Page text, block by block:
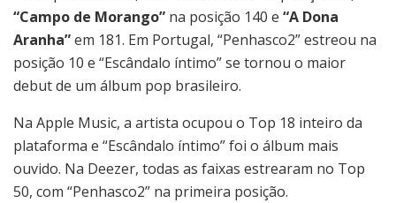
“Campo de Morango” na posição 140 e “A Dona
Aranha”em 181. Em Portugal, “Penhasco2” estreou na
posição 10 e “Escândalo íntimo” se tornou o maior
debut de um álbum pop brasileiro.
Na Apple Music, a artista ocupou o Top 18 inteiro da
plataforma e “Escândalo íntimo” foi o álbum mais
ouvido. Na Deezer, todas as faixas estrearam no Top
50, com “Penhasco2” na primeira posição.